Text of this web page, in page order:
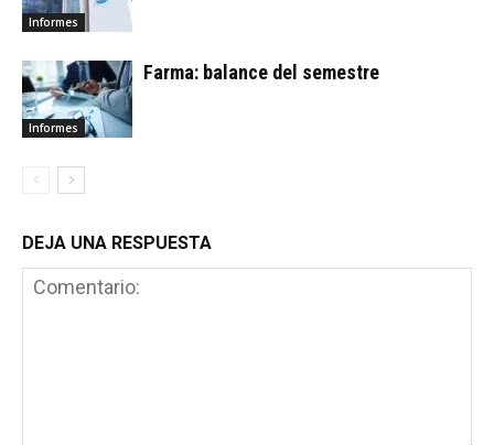
Informes
Informes
Farma: balance del semestre
DEJA UNA RESPUESTA